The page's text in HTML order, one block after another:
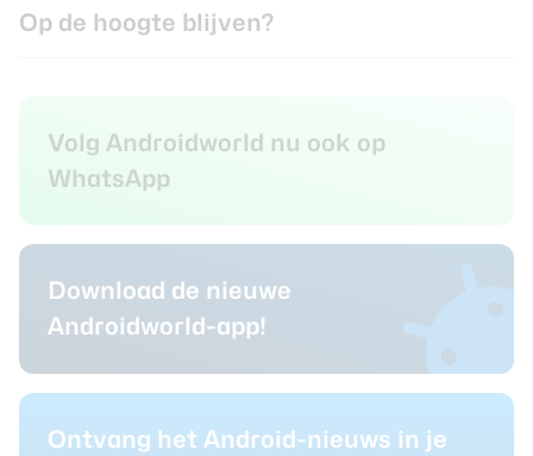
Op de hoogte blijven?
Volg Androidworld nu ook op
WhatsApp
Download de nieuwe
Androidworld-app!
Ontvang het Android-nieuws in je